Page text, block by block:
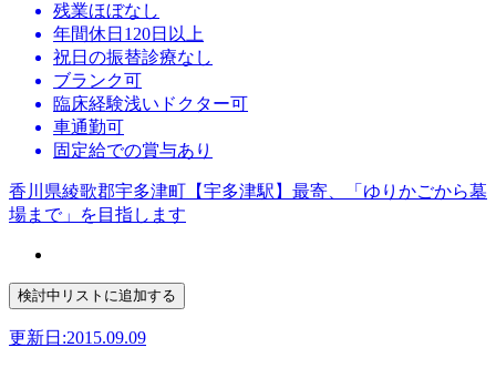
残業ほぼなし
年間休日120日以上
祝日の振替診療なし
ブランク可
臨床経験浅いドクター可
車通勤可
固定給での賞与あり
香川県綾歌郡宇多津町【宇多津駅】最寄、「ゆりかごから墓
場まで」を目指します
更新日:2015.09.09